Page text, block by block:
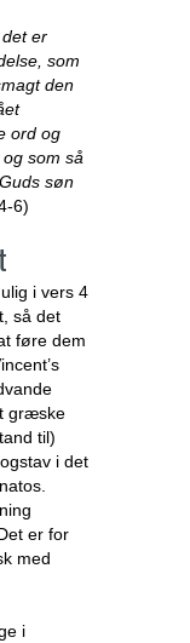
er
som
den
ord og
som så
søn
6)
i vers 4
så det
føre dem
græske
til)
i det
er for
med
i